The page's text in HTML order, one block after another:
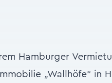
Hamburger
„Wallhöfe“ in